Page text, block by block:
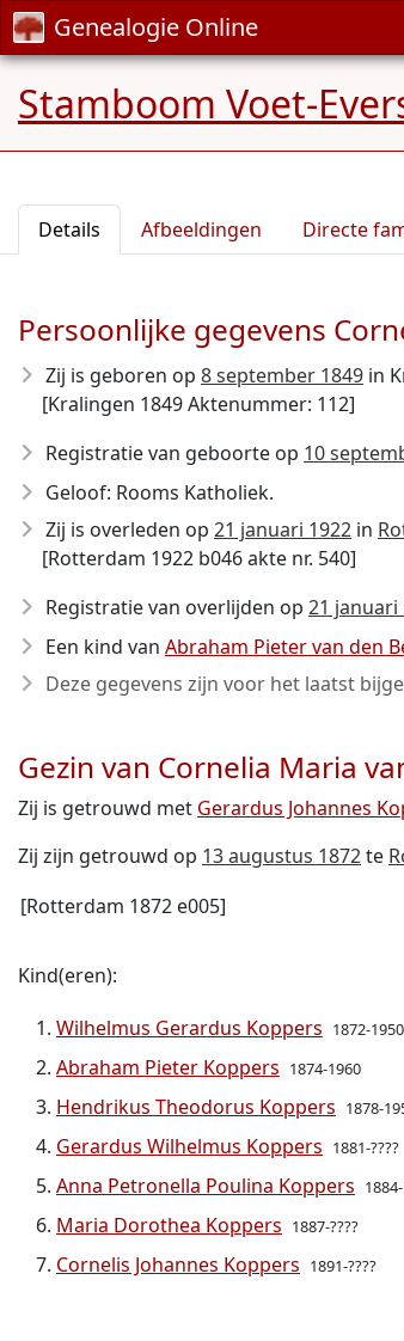
Genealogie Online
Stamboom Voet-
Details Afbeeldingen Directe
Persoonlijke gegevens
Zij is geboren op 8 september 1849 in
[Kralingen 1849 Aktenummer: 112]
Registratie van geboorte op 10
Geloof: Rooms Katholiek.
Zij is overleden op 21 januari 1922 in
[Rotterdam 1922 b046 akte nr. 540]
Registratie van overlijden op 21 januari
Een kind van Abraham Pieter van den
Deze gegevens zijn voor het laatst
Gezin van Cornelia Maria
Zij is getrouwd met Gerardus Johannes
Zij zijn getrouwd op 13 augustus 1872te
[Rotterdam 1872 e005]
Kind(eren):
Wilhelmus Gerardus Koppers 1872-1950
Abraham Pieter Koppers 1874-1960
Hendrikus Theodorus Koppers 1878-
Gerardus Wilhelmus Koppers 1881-????
Anna Petronella Poulina Koppers
Maria Dorothea Koppers 1887-????
Cornelis Johannes Koppers 1891-????